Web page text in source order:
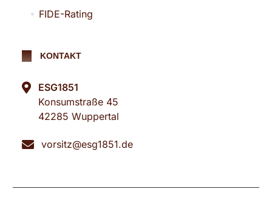
FIDE-Rating
KONTAKT
ESG1851
Konsumstraße 45
42285 Wuppertal
vorsitz@esg1851.de